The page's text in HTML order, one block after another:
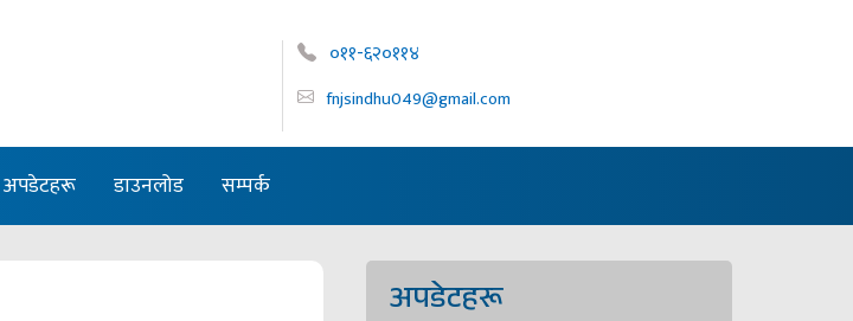
०११-६२०११४
fnjsindhu049@gmail.com
अपडेटहरू डाउनलोड सम्पर्क
अपडेटहरू